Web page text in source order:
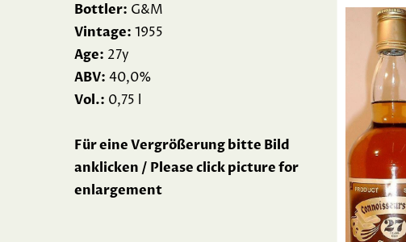
Bottler: G&M
Vintage: 1955
Age: 27y
ABV: 40,0%
Vol.: 0,75 l
Für eine Vergrößerung bitte Bild
anklicken / Please click picture for
enlargement